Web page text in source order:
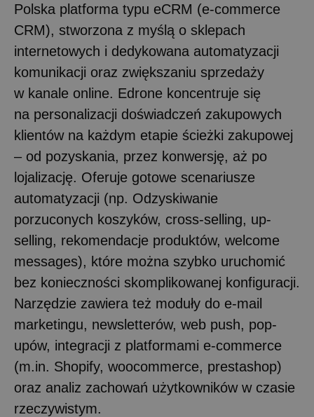
Polska platforma typu eCRM (e-commerce
CRM), stworzona z myślą o sklepach
internetowych i dedykowana automatyzacji
komunikacji oraz zwiększaniu sprzedaży
w kanale online. Edrone koncentruje się
na personalizacji doświadczeń zakupowych
klientów na każdym etapie ścieżki zakupowej
– od pozyskania, przez konwersję, aż po
lojalizację. Oferuje gotowe scenariusze
automatyzacji (np. Odzyskiwanie
porzuconych koszyków, cross-selling, up-
selling, rekomendacje produktów, welcome
messages), które można szybko uruchomić
bez konieczności skomplikowanej konfiguracji.
Narzędzie zawiera też moduły do e-mail
marketingu, newsletterów, web push, pop-
upów, integracji z platformami e-commerce
(m.in. Shopify, woocommerce, prestashop)
oraz analiz zachowań użytkowników w czasie
rzeczywistym.